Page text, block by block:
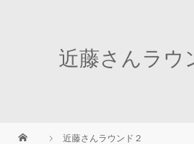
近藤さんラウ
近藤さんラウンド２